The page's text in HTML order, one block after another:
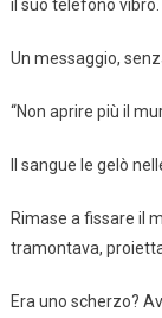
il suo telefono vibrò.
Un messaggio,
“Non aprire più il
Il sangue le gelò
Rimase a fissare il
tramontava,
Era uno scherzo?